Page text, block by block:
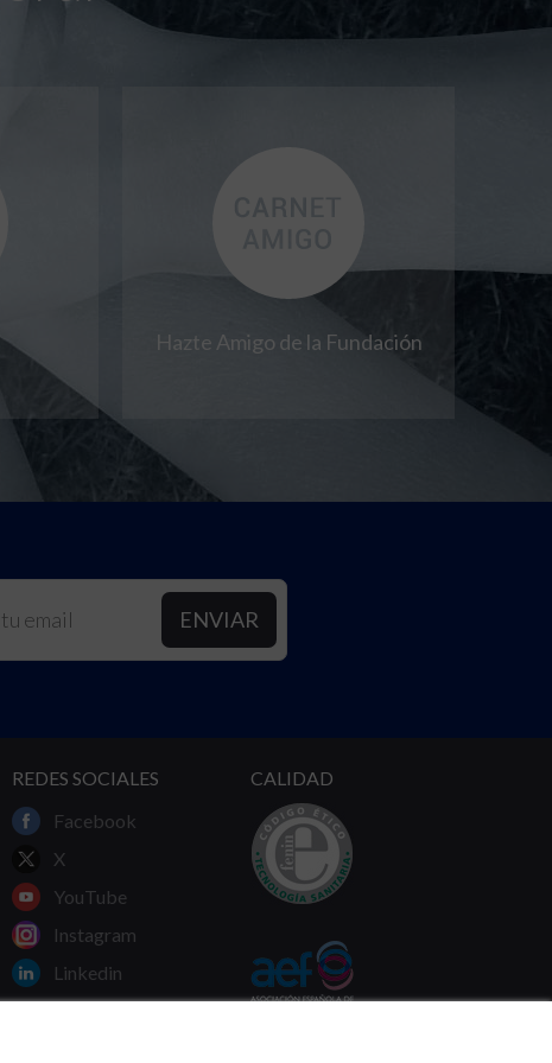
Hazte Amigo de la Fundación
REDES SOCIALES
Facebook
X
YouTube
Instagram
Linkedin
CALIDAD